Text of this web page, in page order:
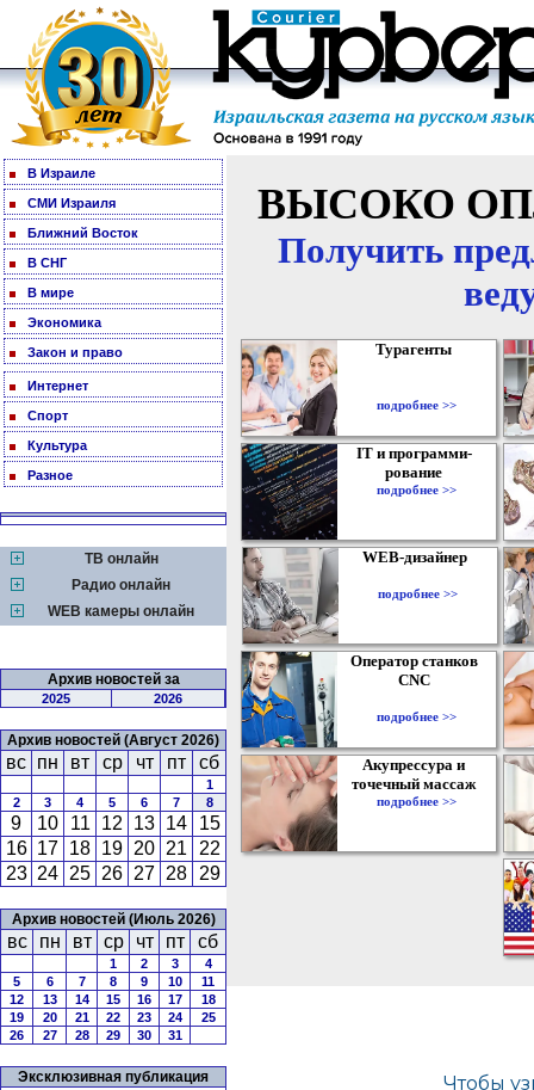
В Израиле
СМИ Израиля
Ближний Восток
В СНГ
В мире
Экономика
Закон и право
Интернет
Спорт
Культура
Разное
ТВ онлайн
Радио онлайн
WEB камеры онлайн
Архив новостей за
2025 2026
Архив новостей (Август 2026)
вс пн вт ср чт пт сб
1
2
3 4 5 6 7 8
9 10 11 12 13 14
15
16 17 18 19 20 21
22
23 24 25 26 27 28 29
Архив новостей (Июль 2026)
вс пн вт ср чт пт сб
1 2 3
4
5
6 7 8 9 10
11
12
13 14 15 16 17
18
19
20 21 22 23 24
25
26
27 28 29 30 31
Эксклюзивная публикация
ВЫСОКО
Получить
Турагенты
подробнее >>
IT и программи-
рование
подробнее >>
WEB-дизайнер
подробнее >>
Оператор станков
CNC
подробнее >>
Акупрессура и
точечный массаж
подробнее >>